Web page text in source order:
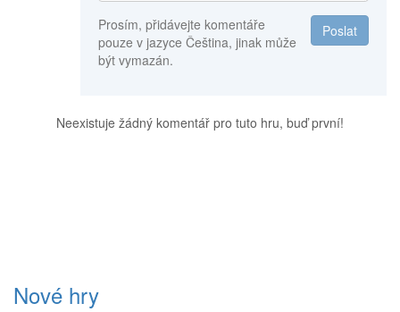
Poslat
Prosím, přidávejte komentáře
pouze v jazyce Čeština, jinak může
být vymazán.
Neexistuje žádný komentář pro tuto hru, buď první!
Nové hry